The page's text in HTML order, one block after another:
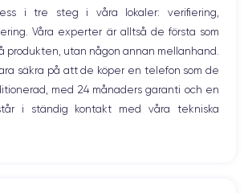
i tre steg i våra lokaler: verifiering,
Våra experter är alltså de första som
produkten, utan någon annan mellanhand.
säkra på att de köper en telefon som de
med 24 månaders garanti och en
i ständig kontakt med våra tekniska